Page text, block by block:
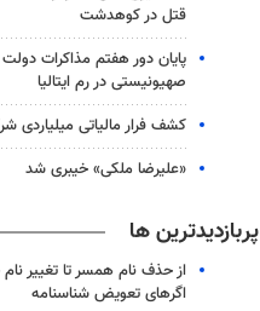
قتل در کوهدشت
پایان دور هفتم مذاکرات دولت
صهیونیستی در رم ایتالیا
کشف فرار مالیاتی میلیاردی
«علیرضا ملکی» خیبری شد
پربازدیدترین ها
از حذف نام همسر تا تغییر نام
اگرهای تعویض شناسنامه